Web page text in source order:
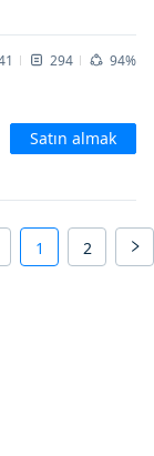
294
94%
Satın almak
1 2